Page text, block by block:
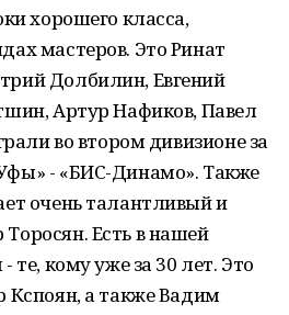
хорошего класса,
мастеров. Это Ринат
Долбилин, Евгений
Артур Нафиков, Павел
во втором дивизионе за
- «БИС-Динамо». Также
очень талантливый и
Есть в нашей
те, кому уже за 30 лет. Это
Кспоян, а также Вадим